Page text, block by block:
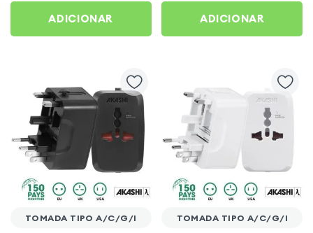
ADICIONAR ADICIONAR
TOMADA TIPO A/C/G/I TOMADA TIPO A/C/G/I